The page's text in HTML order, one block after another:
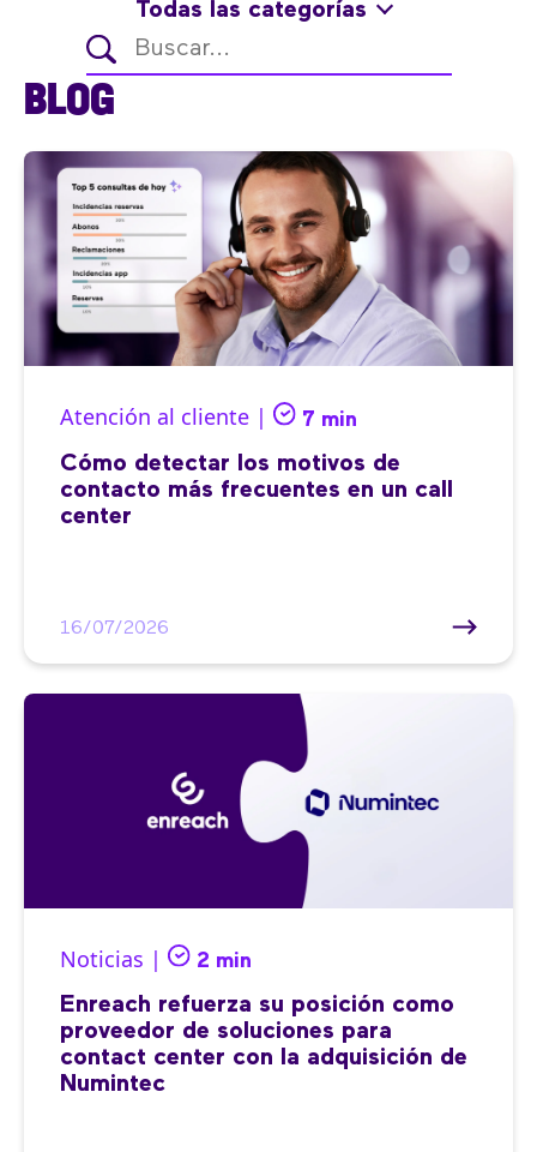
Todas las categorías
BLOG
Atención al cliente | 7 min
Cómo detectar los motivos de
contacto más frecuentes en un call
center
16/07/2026
Noticias | 2 min
Enreach refuerza su posición como
proveedor de soluciones para
contact center con la adquisición de
Numintec